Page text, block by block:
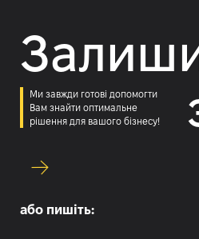
Ми завжди готові допомогти
Вам знайти оптимальне
рішення для вашого бізнесу!
або пишіть: